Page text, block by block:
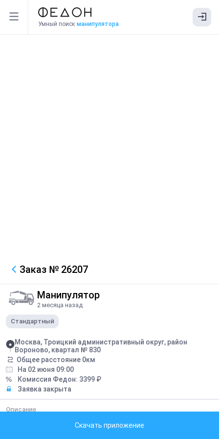
Умный поиск манипулятора
Заказ № 26207
Манипулятор
2 месяца назад
Стандартный
Москва, Троицкий административный округ, район
Вороново, квартал № 830
Общее расстояние 0км
На 02 июня 09:00
Комиссия Федон: 3399 ₽
Заявка закрыта
Описание
Скачать приложение